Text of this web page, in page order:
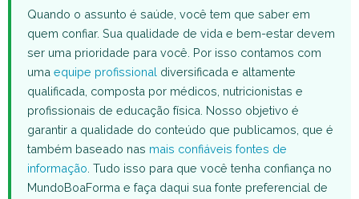
Quando o assunto é saúde, você tem que saber em
quem confiar. Sua qualidade de vida e bem-estar devem
ser uma prioridade para você. Por isso contamos com
uma equipe profissional diversificada e altamente
qualificada, composta por médicos, nutricionistas e
profissionais de educação física. Nosso objetivo é
garantir a qualidade do conteúdo que publicamos, que é
também baseado nas mais confiáveis fontes de
informação . Tudo isso para que você tenha confiança no
MundoBoaForma e faça daqui sua fonte preferencial de